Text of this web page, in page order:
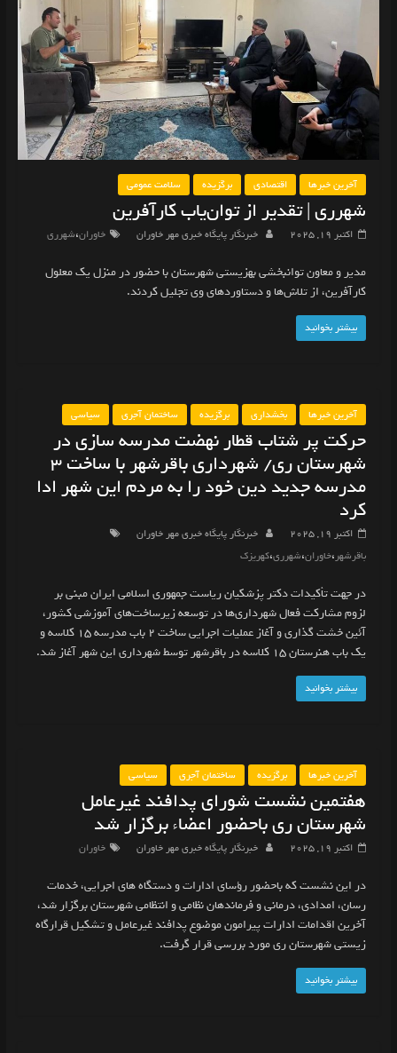
آخرین خبرها اقتصادی برگزیده سلامت عمومی
شهرری | تقدیر از توان‌یاب کارآفرین
اکتبر 19, 2025 خبرنگار پایگاه خبری مهر خاوران خاوران،شهرری
مدیر و معاون توانبخشی بهزیستی شهرستان با حضور در منزل یک معلول
کارآفرین، از تلاش‌ها و دستاوردهای وی تجلیل کردند.
بیشتر بخوانید
آخرین خبرها بخشداری برگزیده ساختمان آجری سیاسی
حرکت پر شتاب قطار نهضت مدرسه سازی در
شهرستان ری/ شهرداری باقرشهر با ساخت ۳
مدرسه جدید دین خود را به مردم این شهر ادا
کرد
اکتبر 19, 2025
خبرنگار پایگاه خبری مهر خاوران
باقرشهر،خاوران،شهرری،کهریزک
در جهت تأکیدات دکتر پزشکیان ریاست جمهوری اسلامی ایران مبنی بر
لزوم مشارکت فعال شهرداری‌ها در توسعه زیرساخت‌های آموزشی کشور،
آئین خشت گذاری و آغاز عملیات اجرایی ساخت ۲ باب مدرسه ۱۵ کلاسه و
یک باب هنرستان ۱۵ کلاسه در باقرشهر توسط شهرداری این شهر آغاز شد.
بیشتر بخوانید
آخرین خبرها برگزیده ساختمان آجری سیاسی
هفتمین نشست شورای پدافند غیرعامل
شهرستان ری باحضور اعضاء برگزار شد
اکتبر 19, 2025 خبرنگار پایگاه خبری مهر خاوران خاوران
در این نشست که باحضور رؤسای ادارات و دستگاه های اجرایی، خدمات
رسان، امدادی، درمانی و فرماندهان نظامی و انتظامی شهرستان برگزار شد،
آخرین اقدامات ادارات پیرامون موضوع پدافند غیرعامل و تشکیل قرارگاه
زیستی شهرستان ری مورد بررسی قرار گرفت.
بیشتر بخوانید